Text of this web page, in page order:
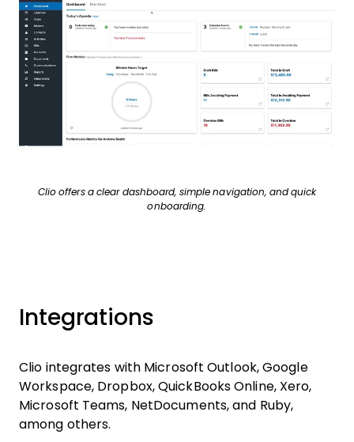
Clio offers a clear dashboard, simple navigation, and quick
onboarding.
Integrations
Clio integrates with Microsoft Outlook, Google
Workspace, Dropbox, QuickBooks Online, Xero,
Microsoft Teams, NetDocuments, and Ruby,
among others.